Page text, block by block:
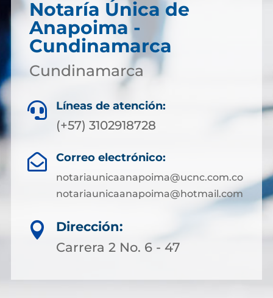
Notaría Única de
Anapoima -
Cundinamarca
Cundinamarca
 Líneas de atención:
(+57) 3102918728
 Correo electrónico:
notariaunicaanapoima@ucnc.com.co
notariaunicaanapoima@hotmail.com

Dirección:
Carrera 2 No. 6 - 47